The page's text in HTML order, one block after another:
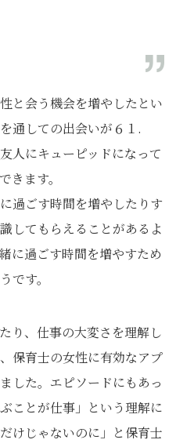
と会う機会を増やしたとい
通しての出会いが６１.
人にキューピッドになって
きます。
過ごす時間を増やしたりす
してもらえることがあるよ
に過ごす時間を増やすため
です。
り、仕事の大変さを理解し
保育士の女性に有効なアプ
した。エピソードにもあっ
ことが仕事」という理解に
けじゃないのに」と保育士